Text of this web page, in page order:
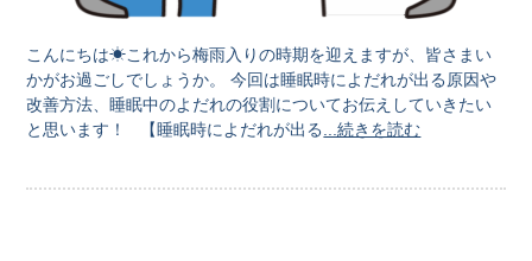
こんにちは☀これから梅雨入りの時期を迎えますが、皆さまい
かがお過ごしでしょうか。 今回は睡眠時によだれが出る原因や
改善方法、睡眠中のよだれの役割についてお伝えしていきたい
と思います！ 【睡眠時によだれが出る
...続きを読む